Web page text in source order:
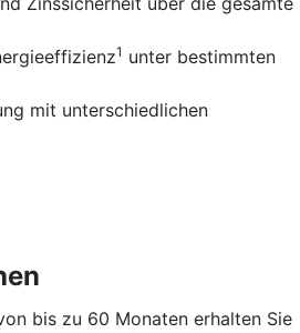
1 unter bestimmten
mit unterschiedlichen
bis zu 60 Monaten erhalten Sie